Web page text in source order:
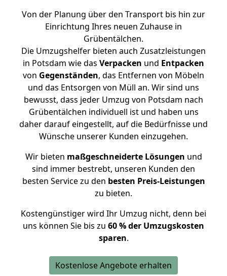
Von der Planung über den Transport bis hin zur
Einrichtung Ihres neuen Zuhause in
Grübentälchen.
Die Umzugshelfer bieten auch Zusatzleistungen
in Potsdam wie das Verpacken und Entpacken
von Gegenständen, das Entfernen von Möbeln
und das Entsorgen von Müll an. Wir sind uns
bewusst, dass jeder Umzug von Potsdam nach
Grübentälchen individuell ist und haben uns
daher darauf eingestellt, auf die Bedürfnisse und
Wünsche unserer Kunden einzugehen.
Wir bieten maßgeschneiderte Lösungen und
sind immer bestrebt, unseren Kunden den
besten Service zu den besten Preis-Leistungen
zu bieten.
Kostengünstiger wird Ihr Umzug nicht, denn bei
uns können Sie bis zu 60 % der Umzugskosten
sparen.
Kostenlose Angebote erhalten